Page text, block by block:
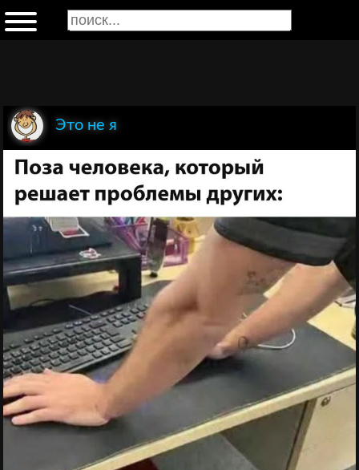
Это не я